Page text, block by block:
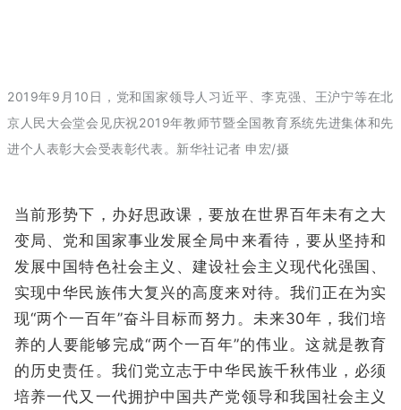
2019年9月10日，党和国家领导人习近平、李克强、王沪宁等在北
京人民大会堂会见庆祝2019年教师节暨全国教育系统先进集体和先
进个人表彰大会受表彰代表。新华社记者 申宏/摄
当前形势下，办好思政课，要放在世界百年未有之大
变局、党和国家事业发展全局中来看待，要从坚持和
发展中国特色社会主义、建设社会主义现代化强国、
实现中华民族伟大复兴的高度来对待。我们正在为实
现“两个一百年”奋斗目标而努力。未来30年，我们培
养的人要能够完成“两个一百年”的伟业。这就是教育
的历史责任。我们党立志于中华民族千秋伟业，必须
培养一代又一代拥护中国共产党领导和我国社会主义